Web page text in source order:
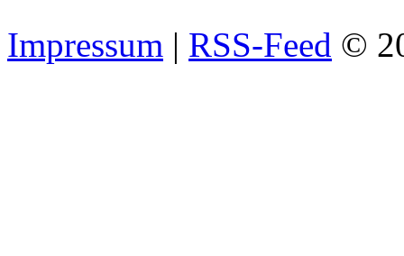
Impressum | RSS-Feed ©